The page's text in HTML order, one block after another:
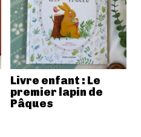
Livre enfant : Le
premier lapin de
Pâques